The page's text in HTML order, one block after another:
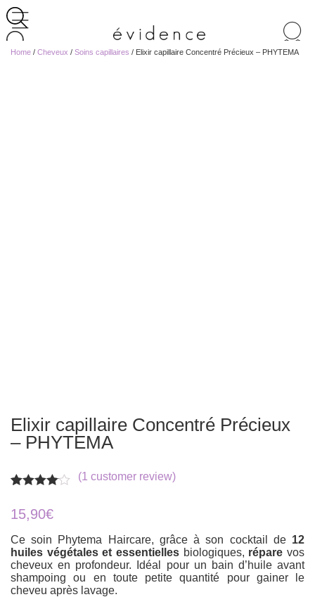
de
Home / Cheveux / Soins capillaires / Elixir capillaire Concentré Précieux – PHYTEMA
Elixir capillaire Concentré Précieux
– PHYTEMA
4.00 out
of 5
on
customer
rating
(1 customer review)
15,90€
Ce soin Phytema Haircare, grâce à son cocktail de 12
huiles végétales et essentielles biologiques, répare vos
cheveux en profondeur. Idéal pour un bain d’huile avant
shampoing ou en toute petite quantité pour gainer le
cheveu après lavage.